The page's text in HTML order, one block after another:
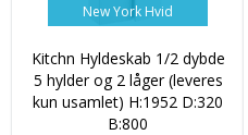
New York Hvid
Kitchn Hyldeskab 1/2 dybde
5 hylder og 2 låger (leveres
kun usamlet) H:1952 D:320
B:800